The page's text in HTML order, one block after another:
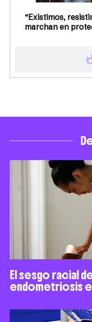
“Existimos,
marchan en
El sesgo racial
endometriosis